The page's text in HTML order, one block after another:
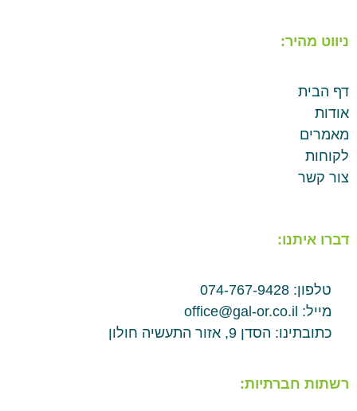
ניווט מהיר:
דף הבית
אודות
מאמרים
לקוחות
צור קשר
דברו איתנו:
טלפון: 074-767-9428
מייל: office@gal-or.co.il
כתובתינו: הסדן 9, אזור התעשיה חולון
רשתות חברתיות: